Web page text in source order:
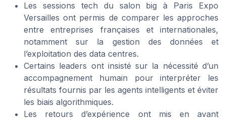
Les sessions tech du salon big à Paris Expo
Versailles ont permis de comparer les approches
entre entreprises françaises et internationales,
notamment sur la gestion des données et
l’exploitation des data centres.
Certains leaders ont insisté sur la nécessité d’un
accompagnement humain pour interpréter les
résultats fournis par les agents intelligents et éviter
les biais algorithmiques.
Les retours d’expérience ont mis en avant